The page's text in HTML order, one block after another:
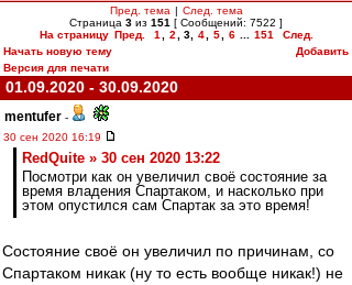
Пред. тема | След. тема
Страница 3 из 151 [ Сообщений: 7522 ]
На страницу Пред. 1 2 3, 4 5 6 151
След.
Начать новую тему
Добавить
Версия для печати
01.09.2020 - 30.09.2020
mentufer -
30 сен 2020 16:19
RedQuite » 30 сен 2020 13:22
Посмотри как он увеличил своё состояние за
время владения Спартаком, и насколько при
этом опустился сам Спартак за это время!
Состояние своё он увеличил по причинам, со
Спартаком никак (ну то есть вообще никак!) не